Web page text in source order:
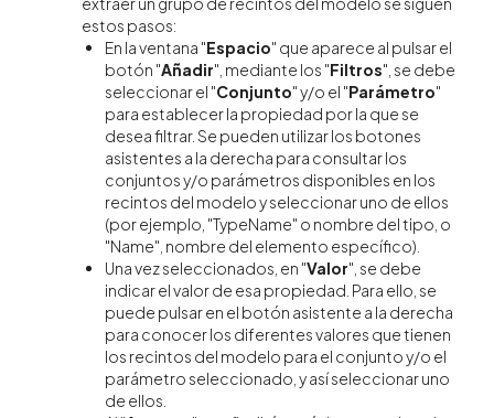
estos pasos:
En la ventana "Espacio" que aparece al pulsar el
botón "Añadir", mediante los "Filtros", se debe
seleccionar el "Conjunto" y/o el "Parámetro"
para establecer la propiedad por la que se
desea filtrar. Se pueden utilizar los botones
asistentes a la derecha para consultar los
conjuntos y/o parámetros disponibles en los
recintos del modelo y seleccionar uno de ellos
(por ejemplo, "TypeName" o nombre del tipo, o
"Name", nombre del elemento específico).
Una vez seleccionados, en "Valor", se debe
indicar el valor de esa propiedad. Para ello, se
puede pulsar en el botón asistente a la derecha
para conocer los diferentes valores que tienen
los recintos del modelo para el conjunto y/o el
parámetro seleccionado, y así seleccionar uno
de ellos.